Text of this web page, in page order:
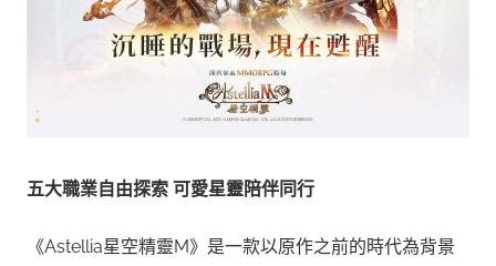
五大職業自由探索 可愛星靈陪伴同行
《Astellia星空精靈M》是一款以原作之前的時代為背景